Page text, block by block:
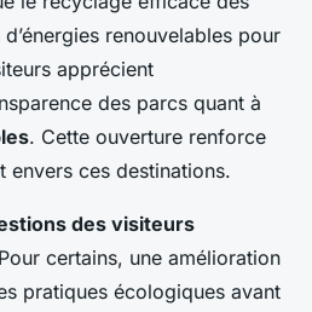
renouvelables pour
apprécient
des parcs quant à
. Cette ouverture renforce
envers ces destinations.
des visiteurs
certains, une amélioration
pratiques écologiques avant